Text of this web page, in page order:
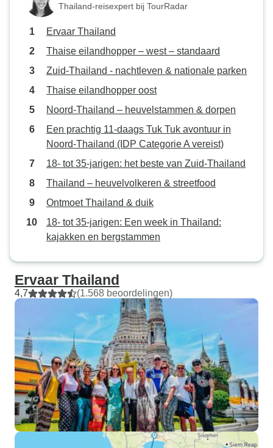
Thailand-reisexpert bij TourRadar
Ervaar Thailand
Thaise eilandhopper – west – standaard
Zuid-Thailand - nachtleven & nationale parken
Thaise eilandhopper oost
Noord-Thailand – heuvelstammen & dorpen
Een prachtig 11-daags Tuk Tuk avontuur in
Noord-Thailand (IDP Categorie A vereist)
18- tot 35-jarigen: het beste van Zuid-Thailand
Thailand – heuvelvolkeren & streetfood
Ontmoet Thailand & duik
18- tot 35-jarigen: Een week in Thailand:
kajakken en bergstammen
Ervaar Thailand
4,7 (1.568 beoordelingen)